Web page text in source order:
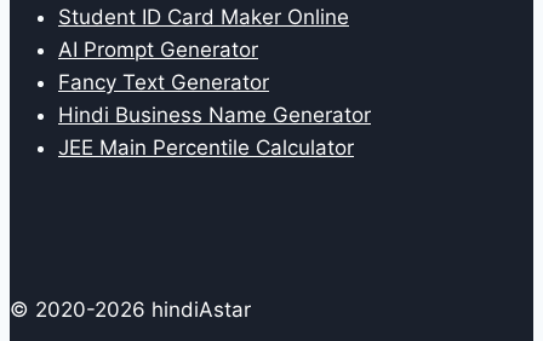
Student ID Card Maker Online
AI Prompt Generator
Fancy Text Generator
Hindi Business Name Generator
JEE Main Percentile Calculator
© 2020-2026 hindiAstar